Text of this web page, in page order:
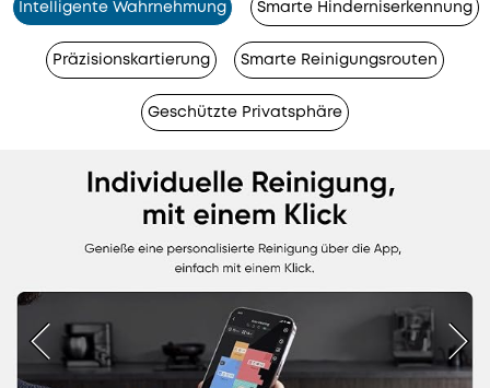
Intelligente Wahrnehmung Smarte Hinderniserkennung
Präzisionskartierung Smarte Reinigungsrouten
Geschützte Privatsphäre